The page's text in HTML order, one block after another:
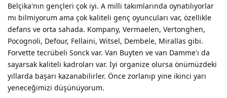
Belçika'nın gençleri çok iyi. A milli takımlarında oynatılıyorlar
mı bilmiyorum ama çok kaliteli genç oyuncuları var, özellikle
defans ve orta sahada. Kompany, Vermaelen, Vertonghen,
Pocognoli, Defour, Fellaini, Witsel, Dembele, Mirallas gibi.
Forvette tecrübeli Sonck var. Van Buyten ve van Damme'ı da
sayarsak kaliteli kadroları var. İyi organize olursa önümüzdeki
yıllarda başarı kazanabilirler. Önce zorlanıp yine ikinci yarı
yeneceğimizi düşünüyorum.